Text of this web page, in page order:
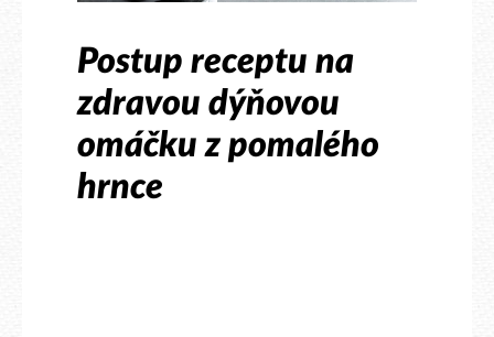
Postup receptu na
zdravou dýňovou
omáčku z pomalého
hrnce